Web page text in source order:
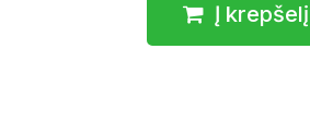
Į krepšelį